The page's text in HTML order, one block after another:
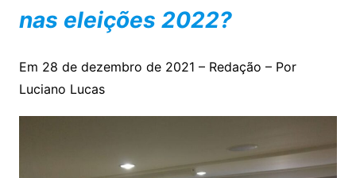
nas eleições 2022?
Em 28 de dezembro de 2021 – Redação – Por
Luciano Lucas